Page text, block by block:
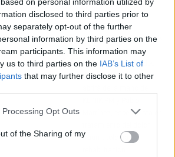
disclosed to third parties prior to
separately opt-out of the further
information by third parties on the
participants. This information may
us to third parties on the IAB’s List of
that may further disclose it to other
Opt Outs
of the Sharing of my
para
de
Artículo siguiente
Uno de los centros
privados más grandes
de Europa en Alicante
Martínez, especialista en
traumatología y